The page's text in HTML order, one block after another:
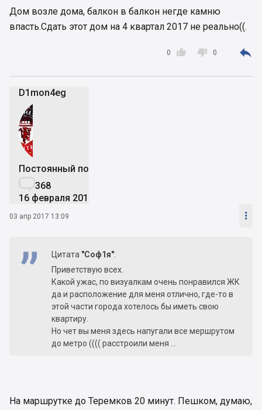
Дом возле дома, балкон в балкон негде камню
впасть.Сдать этот дом на 4 квартал 2017 не реально((.

0  0 
D1mon4eg
Постоянный пользователь
368
16 февраля 2017
03 апр 2017 13:09 
Цитата "Соф1я":
Приветствую всех.
Какой ужас, по визуалкам очень понравился ЖК
да и расположение для меня отлично, где-то в
этой части города хотелось бы иметь свою
квартиру.
Но чет вы меня здесь напугали все мершрутом
до метро (((( расстроили меня ...
На маршрутке до Теремков 20 минут. Пешком, думаю,